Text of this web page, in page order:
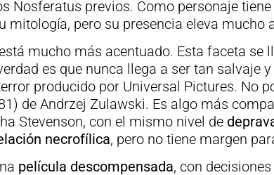
Nosferatus previos. Como personaje
mitología, pero su presencia eleva mucho
mucho más acentuado. Esta faceta se
es que nunca llega a ser tan salvaje
producido por Universal Pictures. No
de Andrzej Zulawski. Es algo más
Stevenson, con el mismo nivel de
necrofílica, pero no tiene margen
película descompensada, con